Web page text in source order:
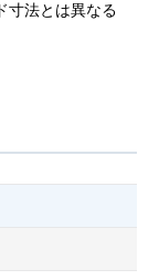
寸法とは異なる